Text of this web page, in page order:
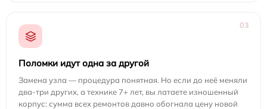
03
Поломки идут одна за другой
Замена узла — процедура понятная. Но если до неё меняли
два-три других, а технике 7+ лет, вы латаете изношенный
корпус: сумма всех ремонтов давно обогнала цену новой